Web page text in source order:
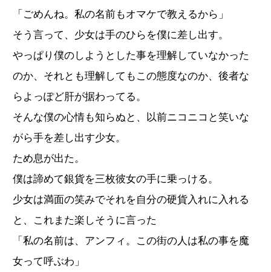
「ごめんね。私の名前もオマケで教えるから」
そう言って、少女は手のひらを僕に差し出す。
やっぱり僕のしようとした事を理解していなかった
のか、それとも理解してもこの態度なのか、後者な
らよっぽど肝が据わってる。
そんな僕の心情も知らぬと、以前ニコニコと笑いな
がら手を差し出す少女。
ため息が出た。
僕は諦めて銀貨を三枚彼女の手に乗っける。
少女は満面の笑みでそれを自分の硬貨入れに入れる
と、これまた楽しそうに言った
「私の名前は、アンフィ。この街の人は私の事を魔
女って呼ぶわ」